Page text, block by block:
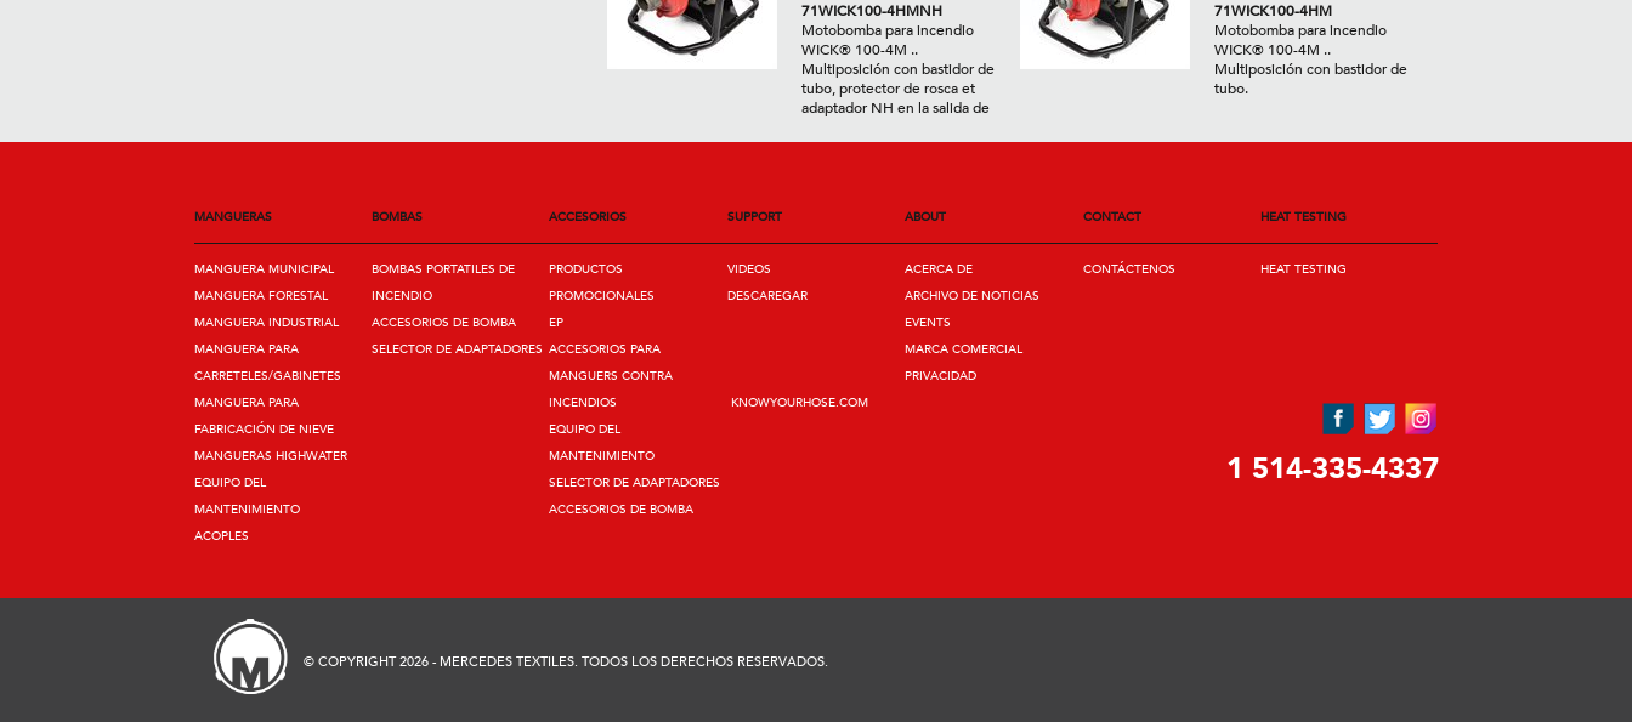
71WICK100-4HMNH
Motobomba para incendio
WICK® 100-4M ..
Multiposición con bastidor de
tubo, protector de rosca et
adaptador NH en la salida de
71WICK100-4HM
Motobomba para incendio
WICK® 100-4M ..
Multiposición con bastidor de
tubo.
MANGUERAS
MANGUERA MUNICIPAL
MANGUERA FORESTAL
MANGUERA INDUSTRIAL
MANGUERA PARA
CARRETELES/GABINETES
MANGUERA PARA
FABRICACIÓN DE NIEVE
MANGUERAS HIGHWATER
EQUIPO DEL
MANTENIMIENTO
ACOPLES
BOMBAS
BOMBAS PORTATILES DE
INCENDIO
ACCESORIOS DE BOMBA
SELECTOR DE ADAPTADORES
ACCESORIOS
PRODUCTOS
PROMOCIONALES
EP
ACCESORIOS PARA
MANGUERS CONTRA
INCENDIOS
EQUIPO DEL
MANTENIMIENTO
SELECTOR DE ADAPTADORES
ACCESORIOS DE BOMBA
SUPPORT
VIDEOS
DESCAREGAR
ABOUT
ACERCA DE
ARCHIVO DE NOTICIAS
EVENTS
MARCA COMERCIAL
PRIVACIDAD
CONTACT
CONTÁCTENOS
HEAT TESTING
HEAT TESTING
KNOWYOURHOSE.COM
1 514-335-4337
© COPYRIGHT 2026 - MERCEDES TEXTILES. TODOS LOS DERECHOS RESERVADOS.